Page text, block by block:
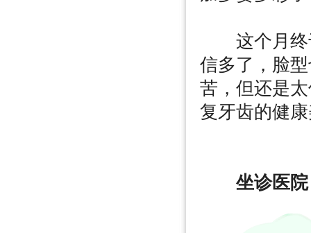
这个月终
信多了，脸
苦，但还是
复牙齿的健
坐诊医院